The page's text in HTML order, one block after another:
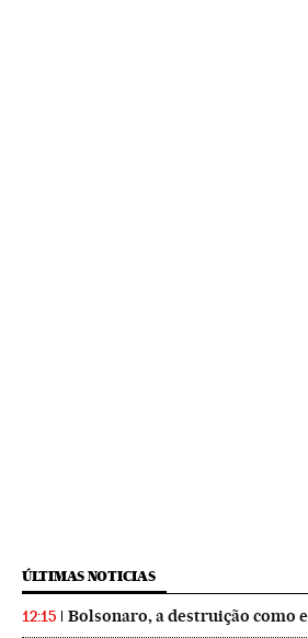
ÚLTIMAS NOTICIAS
12:15 Bolsonaro, a destruição como